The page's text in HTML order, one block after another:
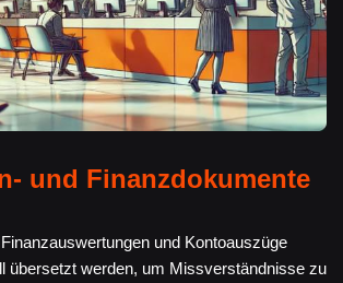
und Finanzdokumente
und Kontoauszüge
übersetzt werden, um Missverständnisse zu